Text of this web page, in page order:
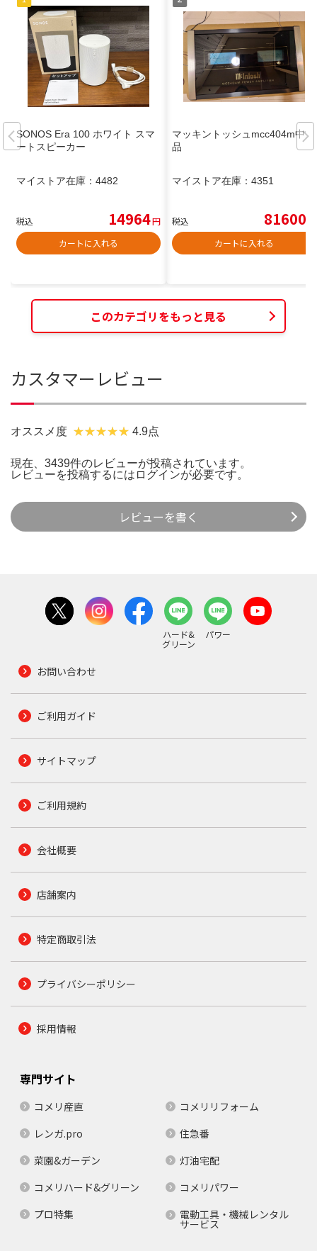
SONOS Era 100 ホワイト スマ
ートスピーカー
マイストア在庫： 4482
税込 14964円
カートに入れる
マッキントッシュmcc404m中古
品
マイストア在庫： 4351
税込 81600
カートに入れる
このカテゴリをもっと見る
カスタマーレビュー
オススメ度 4.9点
現在、3439件のレビューが投稿されています。
レビューを投稿するには ログインが必要です。
レビューを書く
ハード&
グリーン
パワー
お問い合わせ
ご利用ガイド
サイトマップ
ご利用規約
会社概要
店舗案内
特定商取引法
プライバシーポリシー
採用情報
専門サイト
コメリ産直
コメリリフォーム
レンガ.pro
住急番
菜園&ガーデン
灯油宅配
コメリハード&グリーン
コメリパワー
プロ特集
電動工具・機械レンタル
サービス